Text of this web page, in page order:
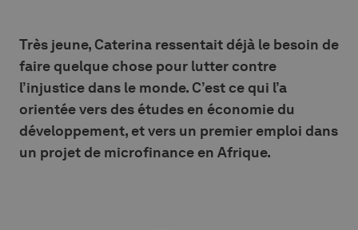
Très jeune, Caterina ressentait déjà le besoin de
faire quelque chose pour lutter contre
l’injustice dans le monde. C’est ce qui l’a
orientée vers des études en économie du
développement, et vers un premier emploi dans
un projet de microfinance en Afrique.